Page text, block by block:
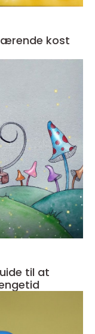
kost
til at